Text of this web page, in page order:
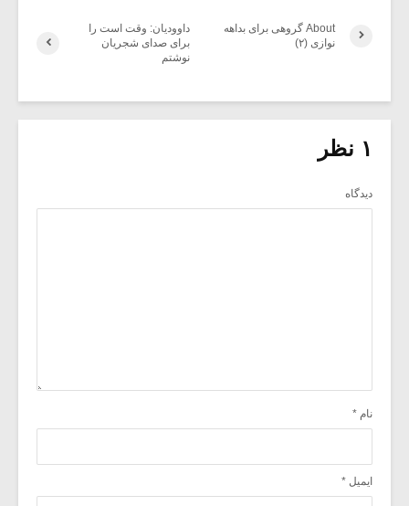
داوودیان: وقت است را
برای صدای شجریان
نوشتم
About گروهی برای بداهه
نوازی (۲)
۱ نظر
دیدگاه
نام *
ایمیل *